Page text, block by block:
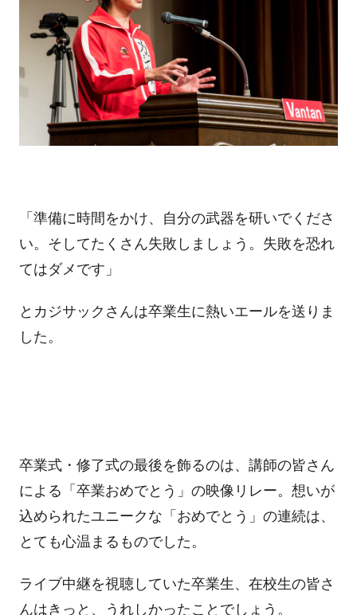
「準備に時間をかけ、自分の武器を研いでくださ
い。そしてたくさん失敗しましょう。失敗を恐れ
てはダメです」
とカジサックさんは卒業生に熱いエールを送りま
した。
卒業式・修了式の最後を飾るのは、講師の皆さん
による「卒業おめでとう」の映像リレー。想いが
込められたユニークな「おめでとう」の連続は、
とても心温まるものでした。
ライブ中継を視聴していた卒業生、在校生の皆さ
んはきっと、うれしかったことでしょう。